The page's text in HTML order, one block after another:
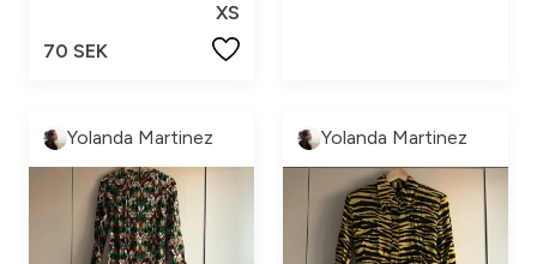
XS
70 SEK
Yolanda Martinez Yolanda Martinez